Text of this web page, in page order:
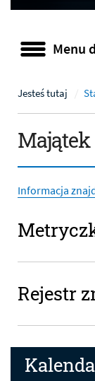
Menu
Menu
Jesteś tutaj
Majątek
Informacja
Rejestr
Rejestr